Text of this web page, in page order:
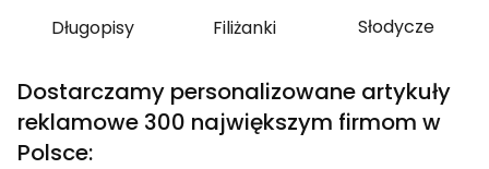
Długopisy Filiżanki Słodycze
Dostarczamy personalizowane artykuły
reklamowe 300 największym firmom w
Polsce: